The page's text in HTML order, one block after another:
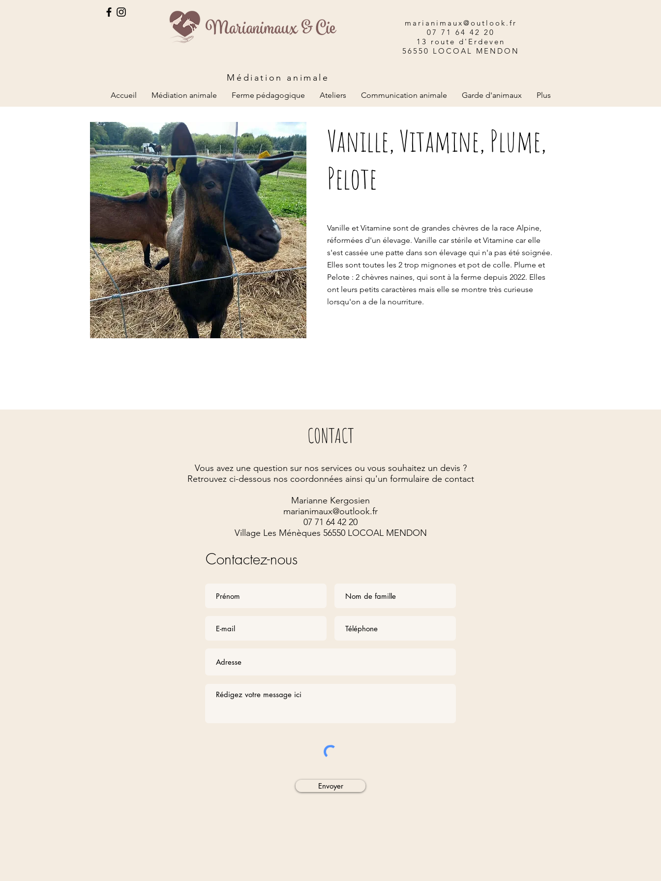
marianimaux@outlook.fr
07 71 64 42 20
13 route d'Erdeven
56550 LOCOAL MENDON
Médiation animale
Accueil Médiation animale Ferme pédagogique Ateliers Communication animale Garde d'animaux Plus
Vanille, Vitamine, Plume,
Pelote
Vanille et Vitamine sont de grandes chèvres de la race Alpine,
réformées d'un élevage. Vanille car stérile et Vitamine car elle
s'est cassée une patte dans son élevage qui n'a pas été soignée.
Elles sont toutes les 2 trop mignones et pot de colle. Plume et
Pelote : 2 chèvres naines, qui sont à la ferme depuis 2022. Elles
ont leurs petits caractères mais elle se montre très curieuse
lorsqu'on a de la nourriture.
CONTACT
Vous avez une question sur nos services ou vous souhaitez un devis ?
Retrouvez ci-dessous nos coordonnées ainsi qu'un formulaire de contact
Marianne Kergosien
marianimaux@outlook.fr
07 71 64 42 20
Village Les Ménèques 56550 LOCOAL MENDON
Contactez-nous
Envoyer